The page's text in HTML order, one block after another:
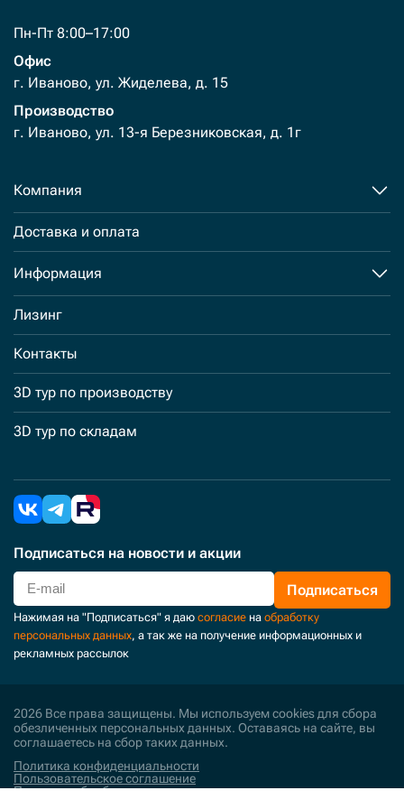
Пн-Пт 8:00–17:00
Офис
г. Иваново, ул. Жиделева, д. 15
Производство
г. Иваново, ул. 13-я Березниковская, д. 1г
Компания
Доставка и оплата
Информация
Лизинг
Контакты
3D тур по производству
3D тур по складам
Подписаться на новости и акции
Подписаться
Нажимая на "Подписаться" я даю согласие на обработку
персональных данных, а так же на получение информационных и
рекламных рассылок
2026 Все права защищены. Мы используем cookies для сбора
обезличенных персональных данных. Оставаясь на сайте, вы
соглашаетесь на сбор таких данных.
Политика конфиденциальности
Пользовательское соглашение
Политика обработки персональных данных